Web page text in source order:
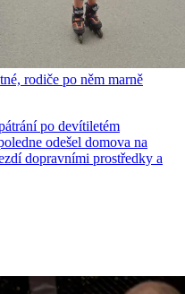
rodiče po něm marně
po devítiletém
odešel domova na
dopravními prostředky a